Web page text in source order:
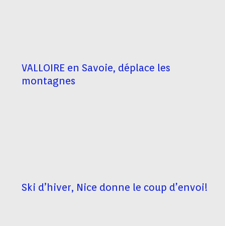
VALLOIRE en Savoie, déplace les
montagnes
Ski d’hiver, Nice donne le coup d’envoi!